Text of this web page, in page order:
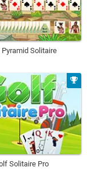
Pyramid Solitaire
Solitaire Pro